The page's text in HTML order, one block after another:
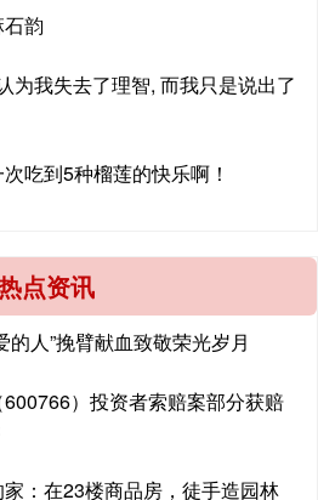
韵
为我失去了理智, 而我只是说出了
吃到5种榴莲的快乐啊！
点资讯
的人”挽臂献血致敬荣光岁月
）投资者索赔案部分获赔
：在23楼商品房，徒手造园林